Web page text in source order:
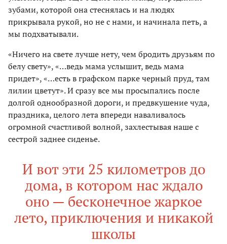
зубами, которой она стеснялась и на людях
прикрывала рукой, но не с нами, и начинала петь, а
мы подхватывали.
«Ничего на свете лучше нету, чем бродить друзьям по
белу свету», «…ведь мама услышит, ведь мама
придет», «…есть в графском парке черный пруд, там
лилии цветут». И сразу все мы просыпались после
долгой однообразной дороги, и предвкушение чуда,
праздника, целого лета впереди наваливалось
огромной счастливой волной, захлестывая наше с
сестрой заднее сиденье.
И вот эти 25 километров до
дома, в котором нас ждало
оно — бесконечное жаркое
лето, приключения и никакой
школы